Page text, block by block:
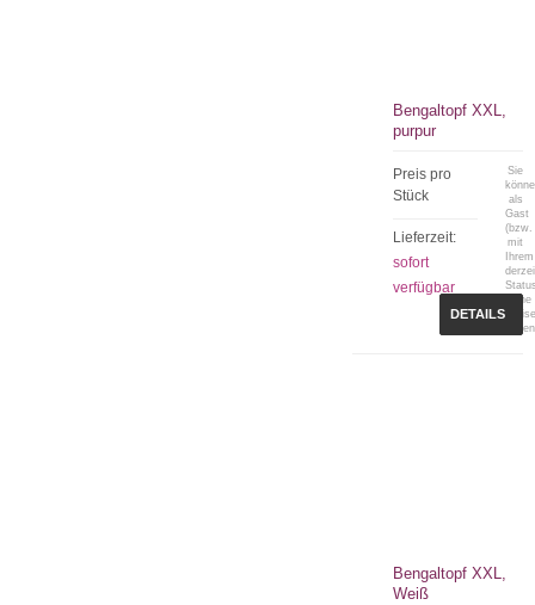
Bengaltopf XXL,
purpur
Preis pro
Stück
Lieferzeit:
sofort
verfügbar
Sie
als
Gast
(bzw.
mit
Ihrem
keine
DETAILS
Bengaltopf XXL,
Weiß